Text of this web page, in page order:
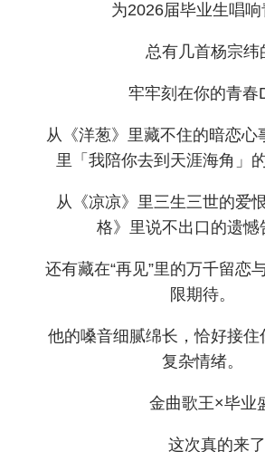
为2026届毕业生唱响
总有几首杨宗纬
牢牢刻在你的青春
从《洋葱》里藏不住的暗恋心
里「我陪你去到天涯海角」
从《凉凉》里三生三世的爱恨
格》里说不出口的遗憾
还有藏在“再见”里的万千留恋与
限期待。
他的嗓音细腻绵长，恰好接住
复杂情绪。
金曲歌王×毕业
这次真的来